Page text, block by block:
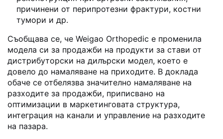
причинени от перипротезни фрактури, костни
тумори и др.
Съобщава се, че Weigao Orthopedic е променила
модела си за продажби на продукти за стави от
дистрибуторски на дилърски модел, което е
довело до намаляване на приходите. В доклада
обаче се отбелязва значително намаляване на
разходите за продажби, приписвано на
оптимизации в маркетинговата структура,
интеграция на канали и управление на разходите
на пазара.